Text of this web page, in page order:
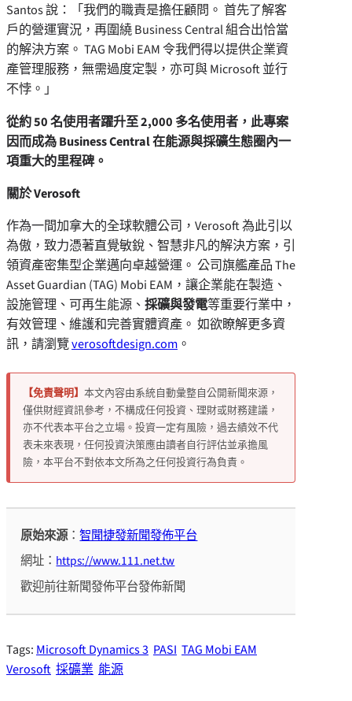
Santos 說：「我們的職責是擔任顧問。 首先了解客
戶的營運實況，再圍繞 Business Central 組合出恰當
的解決方案。 TAG Mobi EAM 令我們得以提供企業資
產管理服務，無需過度定製，亦可與 Microsoft 並行
不悖。」
從約 50 名使用者躍升至 2,000 多名使用者，此專案
因而成為 Business Central 在能源與採礦生態圈內一
項重大的里程碑。
關於 Verosoft
作為一間加拿大的全球軟體公司，Verosoft 為此引以
為傲，致力憑著直覺敏銳、智慧非凡的解決方案，引
領資產密集型企業邁向卓越營運。 公司旗艦產品 The
Asset Guardian (TAG) Mobi EAM，讓企業能在製造、
設施管理、可再生能源、 採礦與發電等重要行業中，
有效管理、維護和完善實體資產。 如欲瞭解更多資
訊，請瀏覽verosoftdesign.com 。
【免責聲明】 本文內容由系統自動彙整自公開新聞來源，
僅供財經資訊參考，不構成任何投資、理財或財務建議，
亦不代表本平台之立場。投資一定有風險，過去績效不代
表未來表現，任何投資決策應由讀者自行評估並承擔風
險，本平台不對依本文所為之任何投資行為負責。
原始來源：智聞捷發新聞發佈平台
網址：https://www.111.net.tw
歡迎前往新聞發佈平台發佈新聞
Tags: Microsoft Dynamics 3 PASI TAG Mobi EAM
Verosoft 採礦業 能源